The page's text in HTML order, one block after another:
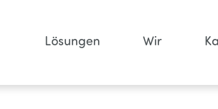
Lösungen Wir